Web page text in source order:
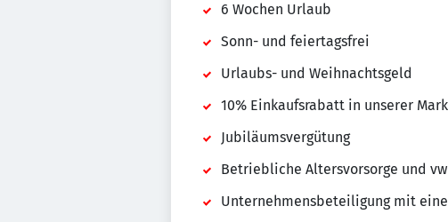
6 Wochen Urlaub
Sonn- und feiertagsfrei
Urlaubs- und Weihnachtsgeld
10% Einkaufsrabatt in unserer
Jubiläumsvergütung
Betriebliche Altersvorsorge und
Unternehmensbeteiligung mit